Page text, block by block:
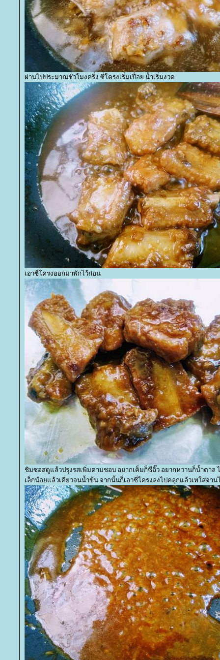
ผ่านไปประมาณชั่วโมงครึ่ง ซี่โครงเริ่มเปื่อย น้ำเริ่มงวด
เอาซี่โครงออกมาพักไว้ก่อน
ชิมซอสดูแล้วปรุงรสเพิ่มตามชอบ อยากเค็มก็ซีอิ๊ว อยากหวานก็น้ำตาล
เล็กน้อยแล้วเคี่ยวจนน้ำข้น จากนั้นก็เอาซี่โครงลงไปคลุกแล้วเทใส่จา